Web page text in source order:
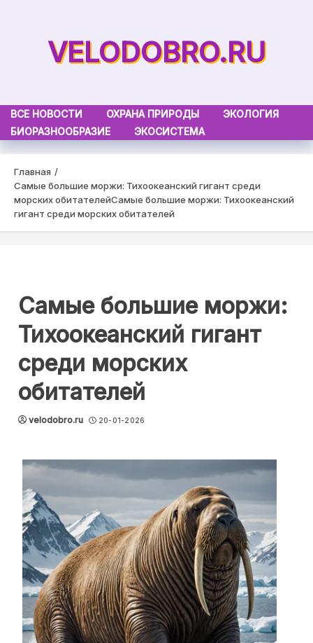
VELODOBRO.RU
ВСЕ НОВОСТИ ОХРАНА ПРИРОДЫ
ЭКОЛОГИЯ
БИОРАЗНООБРАЗИЕ
ЭКОСИСТЕМА
Главная
Самые большие моржи: Тихоокеанский гигант среди
морских обитателейСамые большие моржи: Тихоокеанский
гигант среди морских обитателей
Самые большие моржи:
Тихоокеанский гигант
среди морских
обитателей
velodobro.ru 20-01-2026